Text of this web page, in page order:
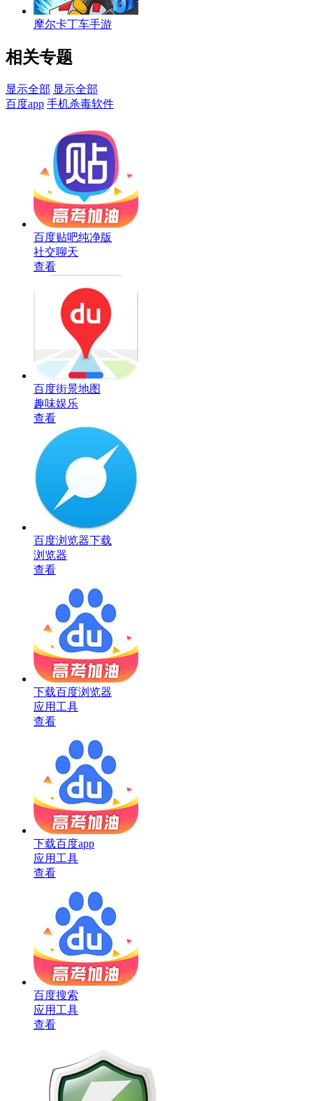
摩尔卡丁车手游
相关专题
显示全部 显示全部
百度app 手机杀毒软件
百度贴吧纯净版
社交聊天
查看
百度街景地图
趣味娱乐
查看
百度浏览器下载
浏览器
查看
下载百度浏览器
应用工具
查看
下载百度app
应用工具
查看
百度搜索
应用工具
查看